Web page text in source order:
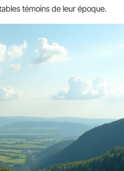
témoins de leur époque.